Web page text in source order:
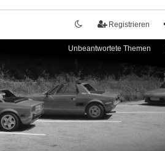
Registrieren
Unbeantwortete Themen